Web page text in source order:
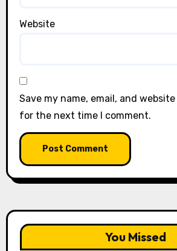
Website
Save my name, email, and
for the next time I comment.
You Missed